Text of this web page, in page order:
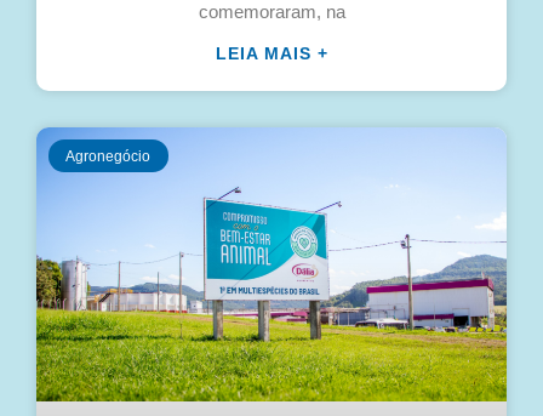
comemoraram, na
LEIA MAIS +
Agronegócio